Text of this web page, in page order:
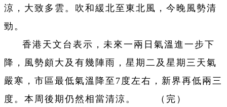
涼，大致多雲。吹和緩北至東北風，今晚風勢清
勁。
香港天文台表示，未來一兩日氣溫進一步下
降，風勢頗大及有幾陣雨，星期二及星期三天氣
嚴寒，市區最低氣溫降至7度左右，新界再低兩三
度。本周後期仍然相當清涼。 （完）